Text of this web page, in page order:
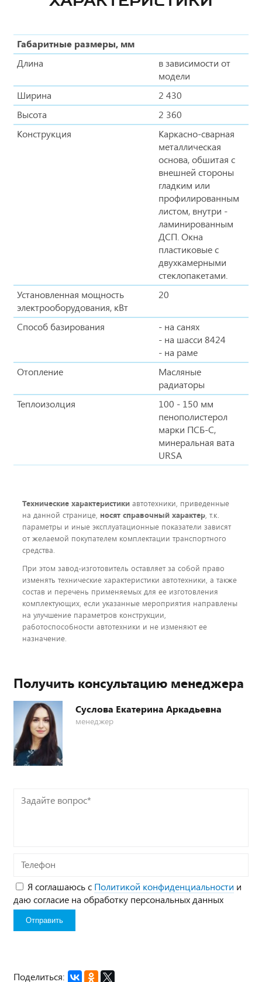
Габаритные размеры, мм
Длина
в зависимости от
модели
Ширина
2 430
Высота
2 360
Конструкция
Каркасно-сварная
металлическая
основа, обшитая с
внешней стороны
гладким или
профилированным
листом, внутри -
ламинированным
ДСП. Окна
пластиковые с
двухкамерными
стеклопакетами.
Установленная мощность
электрооборудования, кВт
20
Способ базирования
- на санях
- на шасси 8424
- на раме
Отопление
Масляные
радиаторы
Теплоизолция
100 - 150 мм
пенополистерол
марки ПСБ-С,
минеральная вата
URSA
Технические характеристики автотехники, приведенные
на данной странице, носят справочный характер, т.к.
параметры и иные эксплуатационные показатели зависят
от желаемой покупателем комплектации транспортного
средства.
При этом завод-изготовитель оставляет за собой право
изменять технические характеристики автотехники, а также
состав и перечень применяемых для ее изготовления
комплектующих, если указанные мероприятия направлены
на улучшение параметров конструкции,
работоспособности автотехники и не изменяют ее
назначение.
Получить консультацию менеджера
Суслова Екатерина Аркадьевна
менеджер
Задайте
Телефон
Я соглашаюсь с Политикой конфиденциальности и
даю согласие на обработку персональных данных
Поделиться: